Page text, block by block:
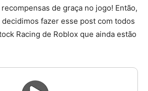
de graça no jogo! Então,
fazer esse post com todos
Racing de Roblox que ainda estão